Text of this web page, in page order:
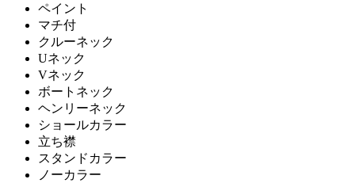
ペイント
マチ付
クルーネック
Uネック
Vネック
ボートネック
ヘンリーネック
ショールカラー
立ち襟
スタンドカラー
ノーカラー